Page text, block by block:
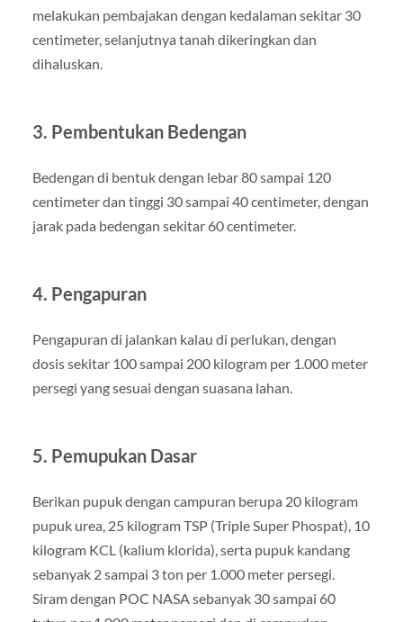
melakukan pembajakan dengan kedalaman sekitar 30
centimeter, selanjutnya tanah dikeringkan dan
dihaluskan.
3. Pembentukan Bedengan
Bedengan di bentuk dengan lebar 80 sampai 120
centimeter dan tinggi 30 sampai 40 centimeter, dengan
jarak pada bedengan sekitar 60 centimeter.
4. Pengapuran
Pengapuran di jalankan kalau di perlukan, dengan
dosis sekitar 100 sampai 200 kilogram per 1.000 meter
persegi yang sesuai dengan suasana lahan.
5. Pemupukan Dasar
Berikan pupuk dengan campuran berupa 20 kilogram
pupuk urea, 25 kilogram TSP (Triple Super Phospat), 10
kilogram KCL (kalium klorida), serta pupuk kandang
sebanyak 2 sampai 3 ton per 1.000 meter persegi.
Siram dengan POC NASA sebanyak 30 sampai 60